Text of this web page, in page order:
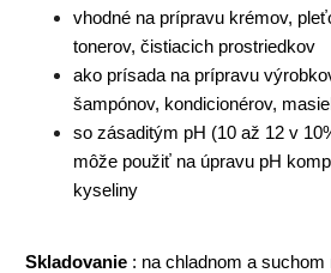
vhodné na prípravu krémov,
tonerov, čistiacich prostriedkov
ako prísada na prípravu
šampónov, kondicionérov,
so zásaditým pH (10 až 12 v
môže použiť na úpravu pH
kyseliny
Skladovanie : na chladnom a suchom